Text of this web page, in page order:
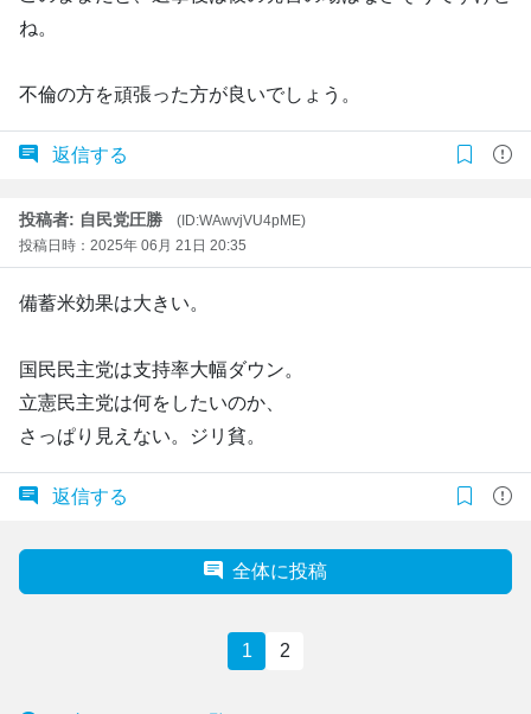
ね。
不倫の方を頑張った方が良いでしょう。
返信する
投稿者: 自民党圧勝
(ID:WAwvjVU4pME)
投稿日時：2025年 06月 21日 20:35
備蓄米効果は大きい。
国民民主党は支持率大幅ダウン。
立憲民主党は何をしたいのか、
さっぱり見えない。ジリ貧。
返信する
全体に投稿
1 2